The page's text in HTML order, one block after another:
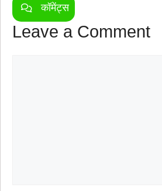
कॉमेंट्स
Leave a Comment